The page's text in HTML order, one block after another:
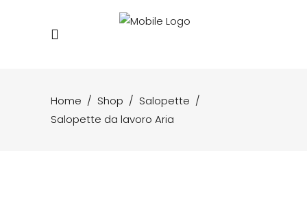
Home / Shop / Salopette /
Salopette da lavoro Aria